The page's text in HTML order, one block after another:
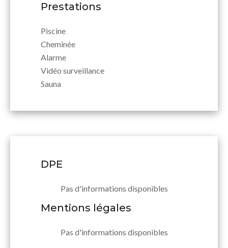
Prestations
Piscine
Cheminée
Alarme
Vidéo surveillance
Sauna
DPE
Pas d'informations disponibles
Mentions légales
Pas d'informations disponibles